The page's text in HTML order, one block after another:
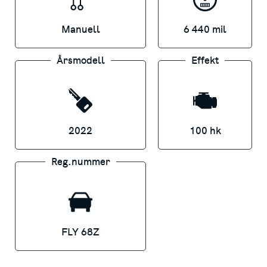
- Besiktad till: 2027-03-31
- Antal nyckar: 2
Saknar bilen dragkrok, motorvärmare eller
någon annan extrautrustning du behöver?
FINANSIERING
Vi erbjuder förmånlig finansiering för både
företag och privatpersoner via Santander
Consumer Bank
Manuell 6 440 mil
Årsmodell
2022
Effekt
100 hk
Reg.nummer
FLY 68Z